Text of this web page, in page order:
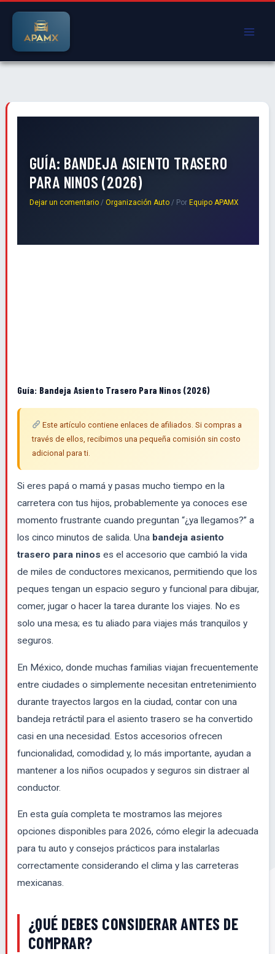
contenido
GUÍA: BANDEJA ASIENTO TRASERO
PARA NINOS (2026)
Dejar un comentario / Organización Auto/ Por Equipo APAMX
Guía: Bandeja Asiento Trasero Para Ninos (2026)
Este artículo contiene enlaces de afiliados. Si compras a
través de ellos, recibimos una pequeña comisión sin costo
adicional para ti.
Si eres papá o mamá y pasas mucho tiempo en la
carretera con tus hijos, probablemente ya conoces ese
momento frustrante cuando preguntan “¿ya llegamos?” a
los cinco minutos de salida. Una bandeja asiento
trasero para ninos es el accesorio que cambió la vida
de miles de conductores mexicanos, permitiendo que los
peques tengan un espacio seguro y funcional para dibujar,
comer, jugar o hacer la tarea durante los viajes. No es
solo una mesa; es tu aliado para viajes más tranquilos y
seguros.
En México, donde muchas familias viajan frecuentemente
entre ciudades o simplemente necesitan entretenimiento
durante trayectos largos en la ciudad, contar con una
bandeja retráctil para el asiento trasero se ha convertido
casi en una necesidad. Estos accesorios ofrecen
funcionalidad, comodidad y, lo más importante, ayudan a
mantener a los niños ocupados y seguros sin distraer al
conductor.
En esta guía completa te mostramos las mejores
opciones disponibles para 2026, cómo elegir la adecuada
para tu auto y consejos prácticos para instalarlas
correctamente considerando el clima y las carreteras
mexicanas.
¿QUÉ DEBES CONSIDERAR ANTES DE
COMPRAR?